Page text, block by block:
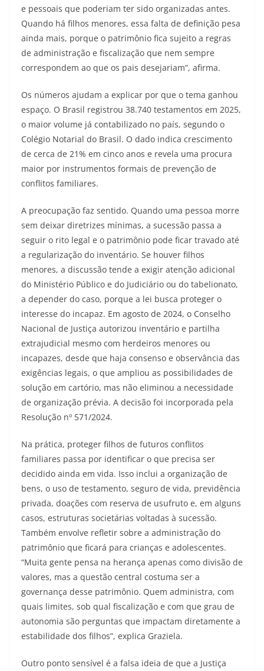
e pessoais que poderiam ter sido organizadas antes.
Quando há filhos menores, essa falta de definição pesa
ainda mais, porque o patrimônio fica sujeito a regras
de administração e fiscalização que nem sempre
correspondem ao que os pais desejariam”, afirma.
Os números ajudam a explicar por que o tema ganhou
espaço. O Brasil registrou 38.740 testamentos em 2025,
o maior volume já contabilizado no país, segundo o
Colégio Notarial do Brasil. O dado indica crescimento
de cerca de 21% em cinco anos e revela uma procura
maior por instrumentos formais de prevenção de
conflitos familiares.
A preocupação faz sentido. Quando uma pessoa morre
sem deixar diretrizes mínimas, a sucessão passa a
seguir o rito legal e o patrimônio pode ficar travado até
a regularização do inventário. Se houver filhos
menores, a discussão tende a exigir atenção adicional
do Ministério Público e do Judiciário ou do tabelionato,
a depender do caso, porque a lei busca proteger o
interesse do incapaz. Em agosto de 2024, o Conselho
Nacional de Justiça autorizou inventário e partilha
extrajudicial mesmo com herdeiros menores ou
incapazes, desde que haja consenso e observância das
exigências legais, o que ampliou as possibilidades de
solução em cartório, mas não eliminou a necessidade
de organização prévia. A decisão foi incorporada pela
Resolução nº 571/2024.
Na prática, proteger filhos de futuros conflitos
familiares passa por identificar o que precisa ser
decidido ainda em vida. Isso inclui a organização de
bens, o uso de testamento, seguro de vida, previdência
privada, doações com reserva de usufruto e, em alguns
casos, estruturas societárias voltadas à sucessão.
Também envolve refletir sobre a administração do
patrimônio que ficará para crianças e adolescentes.
“Muita gente pensa na herança apenas como divisão de
valores, mas a questão central costuma ser a
governança desse patrimônio. Quem administra, com
quais limites, sob qual fiscalização e com que grau de
autonomia são perguntas que impactam diretamente a
estabilidade dos filhos”, explica Graziela.
Outro ponto sensível é a falsa ideia de que a Justiça